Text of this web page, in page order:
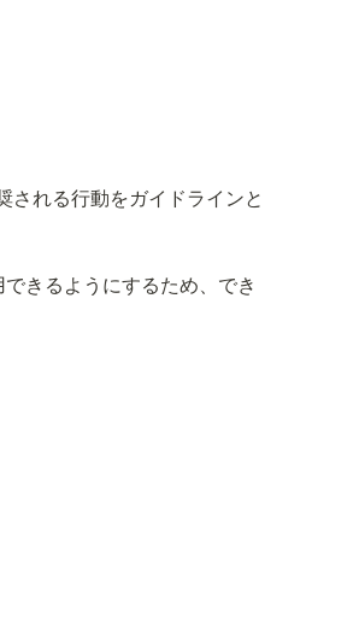
される行動をガイドラインと
きるようにするため、でき